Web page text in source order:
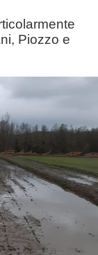
Piozzo e